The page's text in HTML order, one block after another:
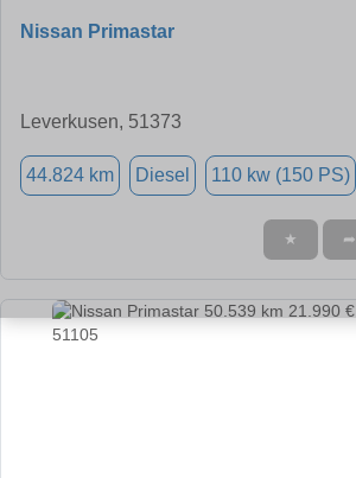
Nissan Primastar
Leverkusen, 51373
44.824 km Diesel 110 kw (150 PS)
★ ➦